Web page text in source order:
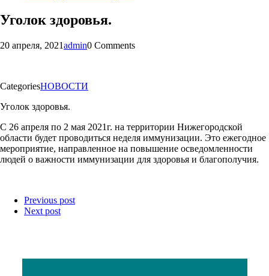
Уголок здоровья.
20 апреля, 2021admin0 Comments
CategoriesНОВОСТИ
Уголок здоровья.
С 26 апреля по 2 мая 2021г. на территории Нижегородской
области будет проводиться неделя иммунизации. Это ежегодное
мероприятие, направленное на повышение осведомленности
людей о важности иммунизации для здоровья и благополучия.
Previous post
Next post